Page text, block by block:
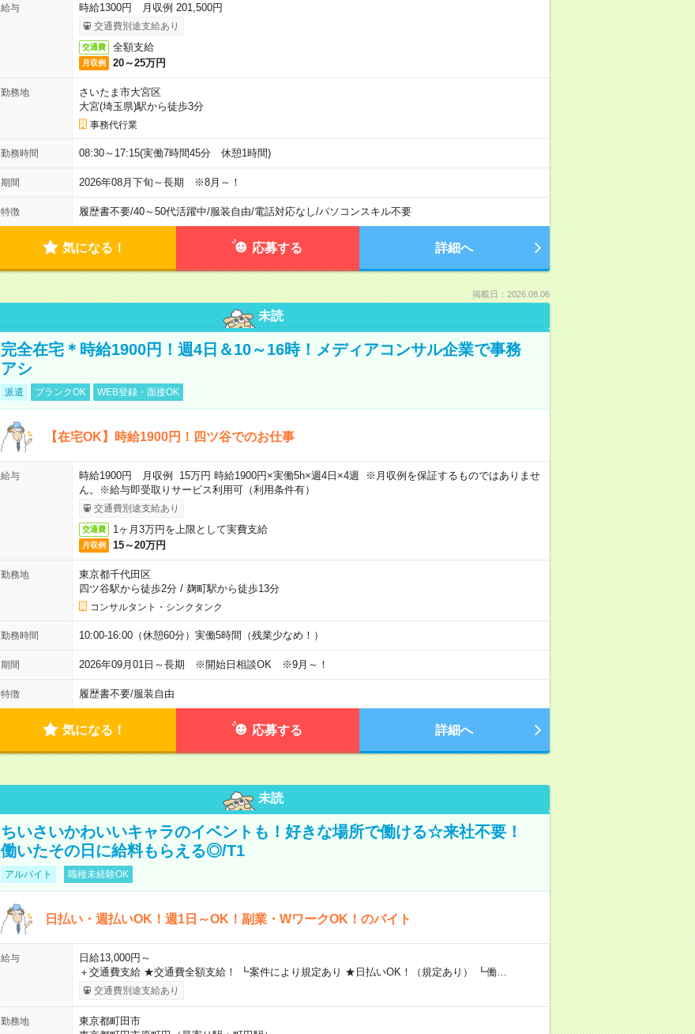
給与 時給1300円 月収例 201,500円
交通費別途支給あり
交通費 全額支給
月収例 20～25万円
勤務地
さいたま市大宮区
大宮(埼玉県)駅から徒歩3分
事務代行業
勤務時間 08:30～17:15(実働7時間45分 休憩1時間)
期間 2026年08月下旬～長期 ※8月～！
特徴 履歴書不要/40～50代活躍中/服装自由/電話対応なし/パソコンスキル不要
気になる！ 応募する 詳細へ
掲載日：2026.08.06
未読
完全在宅＊時給1900円！週4日＆10～16時！メディアコンサル企業で事務
アシ
派遣 ブランクOK WEB登録・面接OK
【在宅OK】時給1900円！四ツ谷でのお仕事
給与
時給1900円 月収例 15万円 時給1900円×実働5h×週4日×4週 ※月収例を保証するものではありませ
ん。※給与即受取りサービス利用可（利用条件有）
交通費別途支給あり
交通費 1ヶ月3万円を上限として実費支給
月収例 15～20万円
勤務地
東京都千代田区
四ツ谷駅から徒歩2分/ 麹町駅から徒歩13分
コンサルタント・シンクタンク
勤務時間 10:00-16:00（休憩60分）実働5時間（残業少なめ！）
期間 2026年09月01日～長期 ※開始日相談OK ※9月～！
特徴 履歴書不要/服装自由
気になる！ 応募する 詳細へ
未読
ちいさいかわいいキャラのイベントも！好きな場所で働ける☆来社不要！
働いたその日に給料もらえる◎/T1
アルバイト 職種未経験OK
日払い・週払いOK！週1日～OK！副業・WワークOK！のバイト
給与
日給13,000円～
＋交通費支給 ★交通費全額支給！ ┗案件により規定あり ★日払いOK！（規定あり） ┗働…
交通費別途支給あり
勤務地
東京都町田市